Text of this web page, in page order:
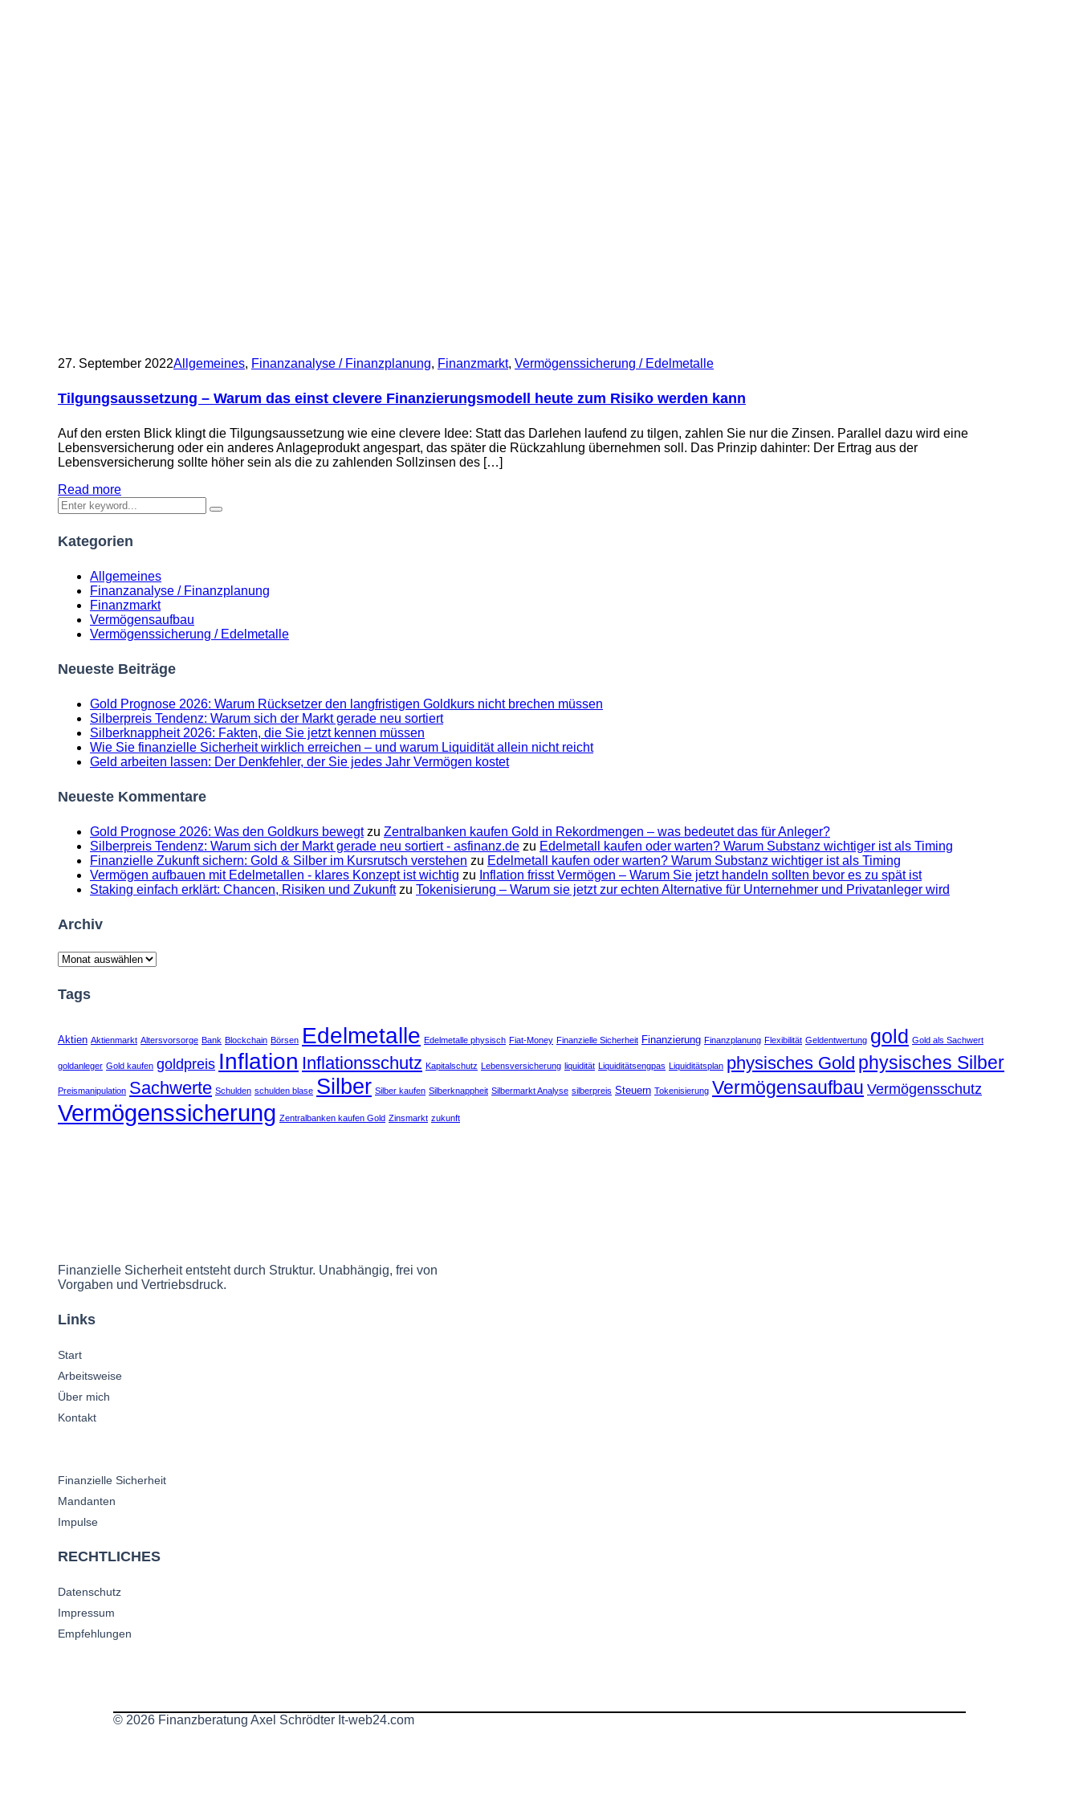
27. September 2022Allgemeines, Finanzanalyse / Finanzplanung, Finanzmarkt, Vermögenssicherung / Edelmetalle
Tilgungsaussetzung – Warum das einst clevere Finanzierungsmodell heute zum Risiko werden kann
Auf den ersten Blick klingt die Tilgungsaussetzung wie eine clevere Idee: Statt das Darlehen laufend zu tilgen, zahlen Sie nur die Zinsen. Parallel dazu wird eine
Lebensversicherung oder ein anderes Anlageprodukt angespart, das später die Rückzahlung übernehmen soll. Das Prinzip dahinter: Der Ertrag aus der
Lebensversicherung sollte höher sein als die zu zahlenden Sollzinsen des […]
Read more
Kategorien
Allgemeines
Finanzanalyse / Finanzplanung
Finanzmarkt
Vermögensaufbau
Vermögenssicherung / Edelmetalle
Neueste Beiträge
Gold Prognose 2026: Warum Rücksetzer den langfristigen Goldkurs nicht brechen müssen
Silberpreis Tendenz: Warum sich der Markt gerade neu sortiert
Silberknappheit 2026: Fakten, die Sie jetzt kennen müssen
Wie Sie finanzielle Sicherheit wirklich erreichen – und warum Liquidität allein nicht reicht
Geld arbeiten lassen: Der Denkfehler, der Sie jedes Jahr Vermögen kostet
Neueste Kommentare
Gold Prognose 2026: Was den Goldkurs bewegtzu Zentralbanken kaufen Gold in Rekordmengen – was bedeutet das für Anleger?
Silberpreis Tendenz: Warum sich der Markt gerade neu sortiert - asfinanz.de zu Edelmetall kaufen oder warten? Warum Substanz wichtiger ist als Timing
Finanzielle Zukunft sichern: Gold & Silber im Kursrutsch verstehen zu Edelmetall kaufen oder warten? Warum Substanz wichtiger ist als Timing
Vermögen aufbauen mit Edelmetallen - klares Konzept ist wichtig zu Inflation frisst Vermögen – Warum Sie jetzt handeln sollten bevor es zu spät ist
Staking einfach erklärt: Chancen, Risiken und Zukunftzu Tokenisierung – Warum sie jetzt zur echten Alternative für Unternehmer und Privatanleger wird
Archiv
Archiv
Tags
Aktien Aktienmarkt Altersvorsorge Bank Blockchain Börsen Edelmetalle Edelmetalle physisch Fiat-Money Finanzielle Sicherheit Finanzierung Finanzplanung Flexibilität Geldentwertung gold Gold als Sachwert
goldanleger Gold kaufen goldpreis Inflation Inflationsschutz Kapitalschutz Lebensversicherung liquidität Liquiditätsengpas Liquiditätsplan physisches Gold physisches Silber
Preismanipulation Sachwerte Schulden schulden blase Silber Silber kaufen Silberknappheit Silbermarkt Analyse silberpreis Steuern Tokenisierung Vermögensaufbau Vermögensschutz
Vermögenssicherung Zentralbanken kaufen Gold Zinsmarkt zukunft
Finanzielle Sicherheit entsteht durch Struktur. Unabhängig, frei von
Vorgaben und Vertriebsdruck.
Links
Start
Arbeitsweise
Über mich
Kontakt
Finanzielle Sicherheit
Mandanten
Impulse
RECHTLICHES
Datenschutz
Impressum
Empfehlungen